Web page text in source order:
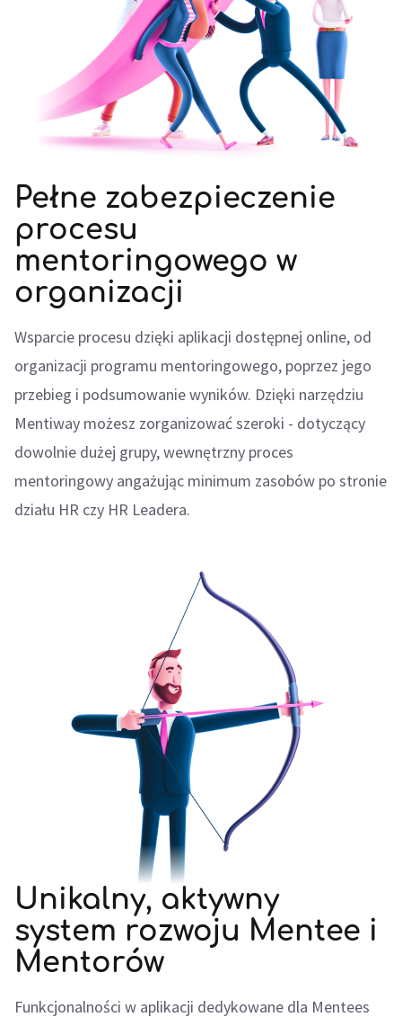
Pełne zabezpieczenie
procesu
mentoringowego w
organizacji
Wsparcie procesu dzięki aplikacji dostępnej online, od
organizacji programu mentoringowego, poprzez jego
przebieg i podsumowanie wyników. Dzięki narzędziu
Mentiway możesz zorganizować szeroki - dotyczący
dowolnie dużej grupy, wewnętrzny proces
mentoringowy angażując minimum zasobów po stronie
działu HR czy HR Leadera.
Unikalny, aktywny
system rozwoju Mentee i
Mentorów​
Funkcjonalności w aplikacji dedykowane dla Mentees